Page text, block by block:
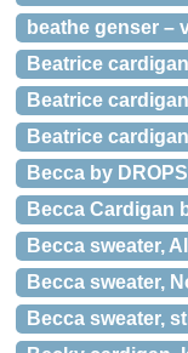
beathe genser –
Beatrice
Beatrice
Beatrice
Becca by
Becca Cardigan
Becca sweater,
Becca sweater,
Becca sweater,